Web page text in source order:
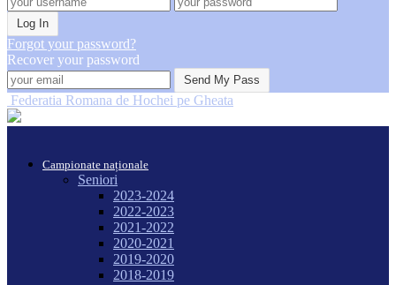
Forgot your password?
Recover your password
Federatia Romana de Hochei pe Gheata
Campionate naționale
Seniori
2023-2024
2022-2023
2021-2022
2020-2021
2019-2020
2018-2019